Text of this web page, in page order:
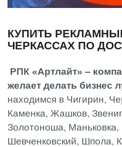
КУПИТЬ
ЧЕРКАССАХ ПО
РПК «Артлайт» ‒
желает делать бизнес
находимся в Чигирин,
Каменка, Жашков,
Золотоноша, Маньковка,
Шевченковский, Шпола,